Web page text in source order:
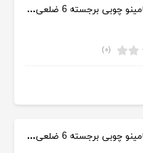
بازی فکری کاتامینو چوبی برجسته 6 ضلعی حیوانات جنگل
(۰)
بازی فکری کاتامینو چوبی برجسته 6 ضلعی حیوانات دریا